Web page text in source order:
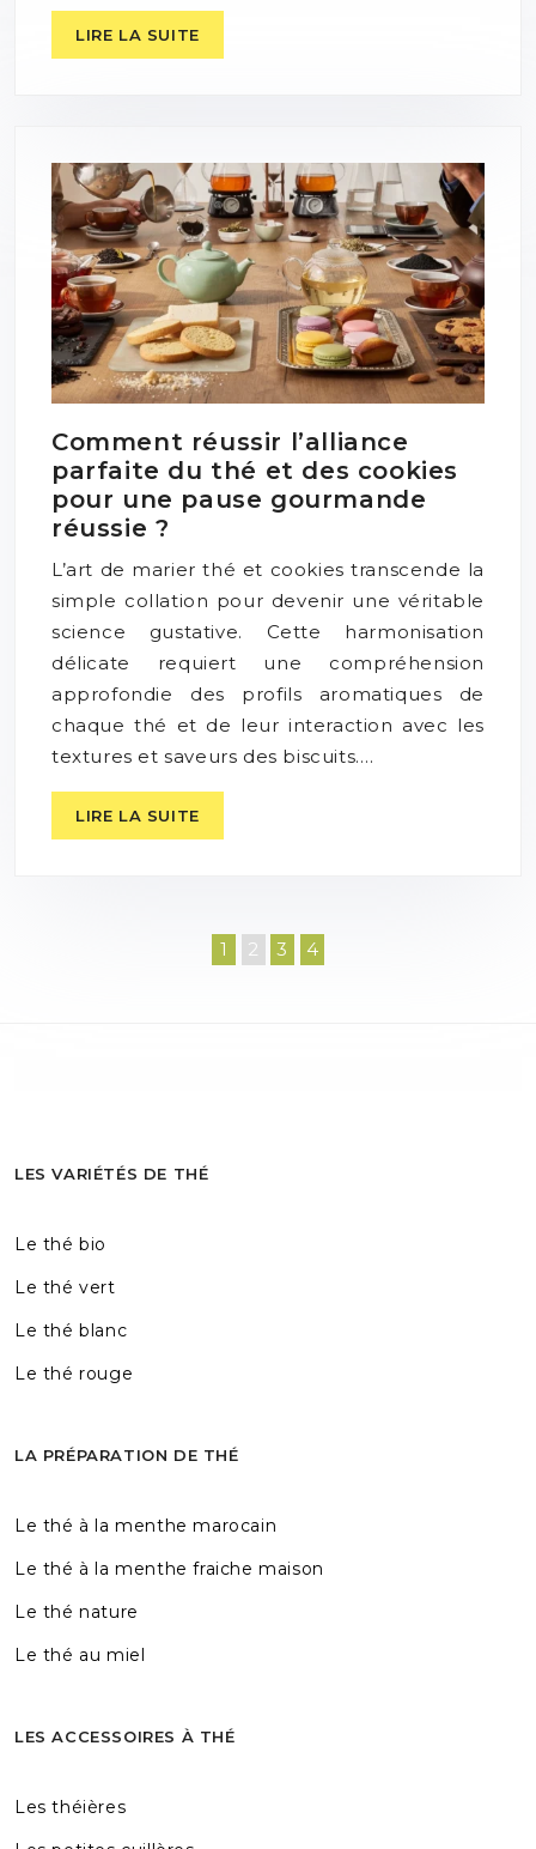
LIRE LA SUITE
Comment réussir l’alliance
parfaite du thé et des cookies
pour une pause gourmande
réussie ?
L’art de marier thé et cookies transcende la
simple collation pour devenir une véritable
science gustative. Cette harmonisation
délicate requiert une compréhension
approfondie des profils aromatiques de
chaque thé et de leur interaction avec les
textures et saveurs des biscuits….
LIRE LA SUITE
1 2 3 4
LES VARIÉTÉS DE THÉ
Le thé bio
Le thé vert
Le thé blanc
Le thé rouge
LA PRÉPARATION DE THÉ
Le thé à la menthe marocain
Le thé à la menthe fraiche maison
Le thé nature
Le thé au miel
LES ACCESSOIRES À THÉ
Les théières